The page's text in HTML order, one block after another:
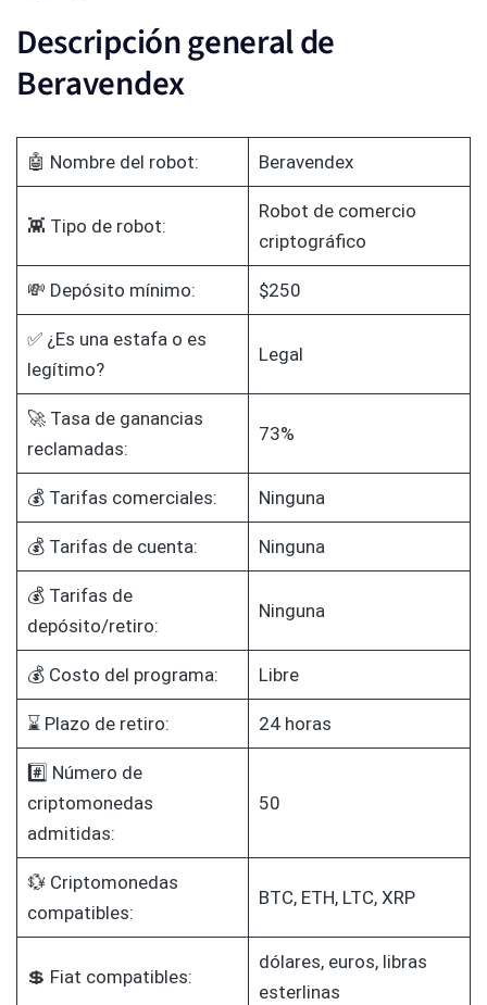
Descripción general de
Beravendex
🤖 Nombre del robot: Beravendex
👾 Tipo de robot:
Robot de comercio
criptográfico
💸 Depósito mínimo: $250
✅ ¿Es una estafa o es
legítimo?
Legal
🚀 Tasa de ganancias
reclamadas:
73%
💰 Tarifas comerciales: Ninguna
💰 Tarifas de cuenta: Ninguna
💰 Tarifas de
depósito/retiro:
Ninguna
💰 Costo del programa: Libre
⌛ Plazo de retiro: 24 horas
#️⃣ Número de
criptomonedas
admitidas:
50
💱 Criptomonedas
compatibles:
BTC, ETH, LTC, XRP
💲 Fiat compatibles:
dólares, euros, libras
esterlinas